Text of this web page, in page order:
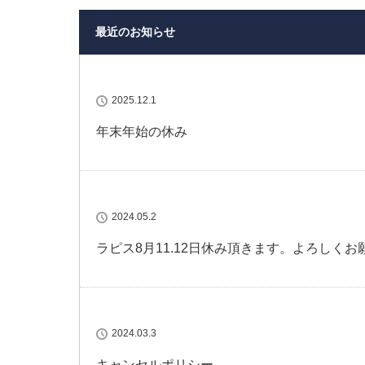
最近のお知らせ
2025.12.1
年末年始の休み
2024.05.2
ラピス8月11.12日休み頂きます。よろしくお
2024.03.3